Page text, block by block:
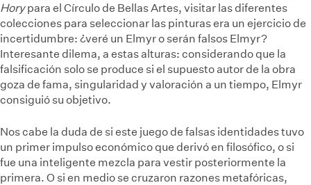
Horypara el Círculo de Bellas Artes, visitar las diferentes
colecciones para seleccionar las pinturas era un ejercicio de
incertidumbre: ¿veré un Elmyr o serán falsos Elmyr?
Interesante dilema, a estas alturas: considerando que la
falsificación solo se produce si el supuesto autor de la obra
goza de fama, singularidad y valoración a un tiempo, Elmyr
consiguió su objetivo.
Nos cabe la duda de si este juego de falsas identidades tuvo
un primer impulso económico que derivó en filosófico, o si
fue una inteligente mezcla para vestir posteriormente la
primera. O si en medio se cruzaron razones metafóricas,